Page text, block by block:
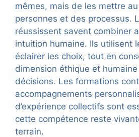
mêmes, mais de les mettre
personnes et des processus.
réussissent savent combiner
intuition humaine. Ils utilisent
éclairer les choix, tout en
dimension éthique et
décisions. Les formations
accompagnements
d’expérience collectifs sont
cette compétence reste
terrain.